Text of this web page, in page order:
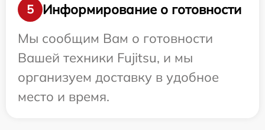
5
Информирование о готовности
Мы сообщим Вам о готовности
Вашей техники Fujitsu, и мы
организуем доставку в удобное
место и время.